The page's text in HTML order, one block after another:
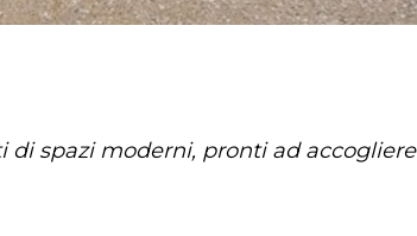
di spazi moderni, pronti ad accogliere